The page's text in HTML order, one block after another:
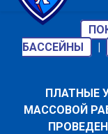
БАССЕЙНЫ
|
ПЛАТНЫЕ
МАССОВОЙ